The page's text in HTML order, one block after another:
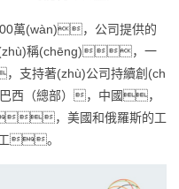
萬(wàn)，公司提供的
(zhù)稱(chēng)，一
支持著(zhù)公司持續創(ch
西（總部），中國，
，美國和俄羅斯的工
工。